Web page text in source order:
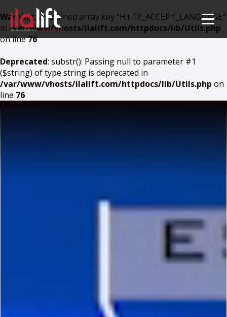
Warning: Undefined array key "HTTP_ACCEPT_LANGUAGE"
in /var/www/vhosts/ilalift.com/httpdocs/lib/Utils.php
on line76
Deprecated: substr(): Passing null to parameter #1
($string) of type string is deprecated in
/var/www/vhosts/ilalift.com/httpdocs/lib/Utils.php on
line 76